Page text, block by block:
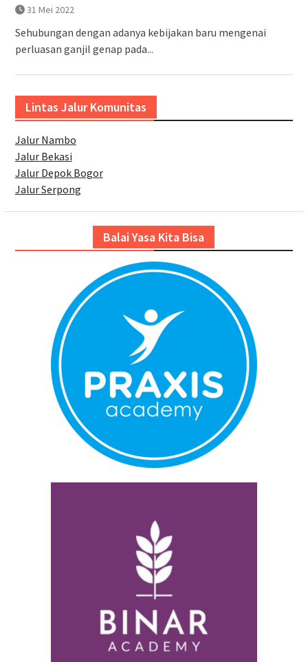
31 Mei 2022
Sehubungan dengan adanya kebijakan baru mengenai
perluasan ganjil genap pada...
Lintas Jalur Komunitas
Jalur Nambo
Jalur Bekasi
Jalur Depok Bogor
Jalur Serpong
Balai Yasa Kita Bisa